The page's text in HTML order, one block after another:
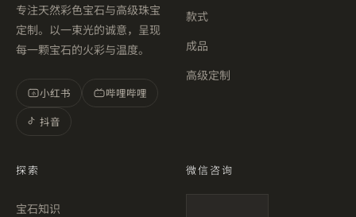
专注天然彩色宝石与高级珠宝
定制。以一束光的诚意，呈现
每一颗宝石的火彩与温度。
小 小红书
哔哩哔哩
抖音
款式
成品
高级定制
探索
宝石知识
微信咨询